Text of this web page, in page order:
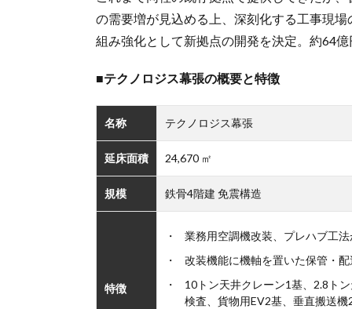
の需要増が見込める上、深刻化する工事現
組み強化として新拠点の開発を決定。約64
■テクノロジス幕張の概要と特徴
名称 テクノロジス幕張
延床面積 24,670 ㎡
規模 鉄骨4階建 免震構造
特徴
業務⽤空調機改装、プレハブ工
改装機能に機軸を置いた保管・
10トン天井クレーン1基、2.8ト
検査、貨物⽤EV2基、垂直搬送機